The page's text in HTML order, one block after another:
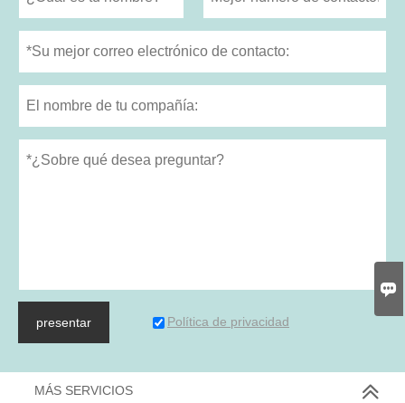
presentar Política de privacidad
MÁS SERVICIOS
